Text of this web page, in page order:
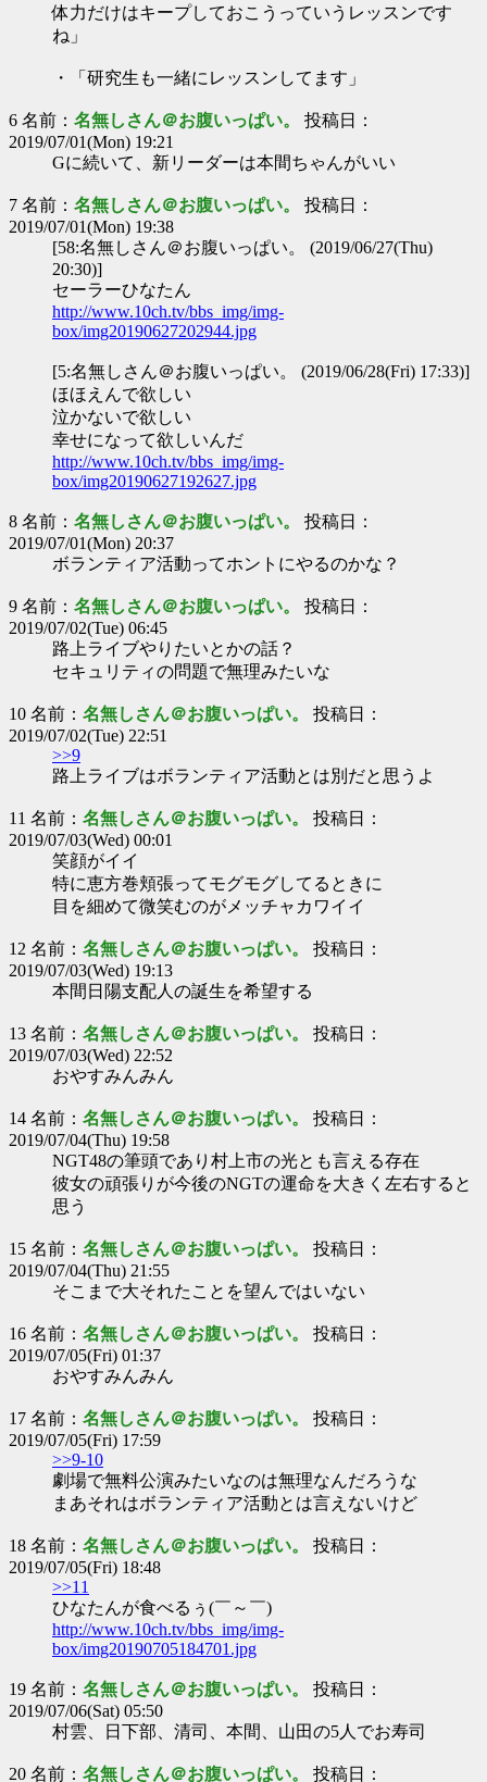
体力だけはキープしておこうっていうレッスンです
ね」
・「研究生も一緒にレッスンしてます」
6 名前： 名無しさん＠お腹いっぱい。 投稿日：
2019/07/01(Mon) 19:21
Gに続いて、新リーダーは本間ちゃんがいい
7 名前： 名無しさん＠お腹いっぱい。 投稿日：
2019/07/01(Mon) 19:38
[58:名無しさん＠お腹いっぱい。 (2019/06/27(Thu)
20:30)]
セーラーひなたん
http://www.10ch.tv/bbs_img/img-
box/img20190627202944.jpg
[5:名無しさん＠お腹いっぱい。 (2019/06/28(Fri) 17:33)]
ほほえんで欲しい
泣かないで欲しい
幸せになって欲しいんだ
http://www.10ch.tv/bbs_img/img-
box/img20190627192627.jpg
8 名前： 名無しさん＠お腹いっぱい。 投稿日：
2019/07/01(Mon) 20:37
ボランティア活動ってホントにやるのかな？
9 名前： 名無しさん＠お腹いっぱい。 投稿日：
2019/07/02(Tue) 06:45
路上ライブやりたいとかの話？
セキュリティの問題で無理みたいな
10 名前： 名無しさん＠お腹いっぱい。 投稿日：
2019/07/02(Tue) 22:51
>>9
路上ライブはボランティア活動とは別だと思うよ
11 名前： 名無しさん＠お腹いっぱい。 投稿日：
2019/07/03(Wed) 00:01
笑顔がイイ
特に恵方巻頬張ってモグモグしてるときに
目を細めて微笑むのがメッチャカワイイ
12 名前： 名無しさん＠お腹いっぱい。 投稿日：
2019/07/03(Wed) 19:13
本間日陽支配人の誕生を希望する
13 名前： 名無しさん＠お腹いっぱい。 投稿日：
2019/07/03(Wed) 22:52
おやすみんみん
14 名前： 名無しさん＠お腹いっぱい。 投稿日：
2019/07/04(Thu) 19:58
NGT48の筆頭であり村上市の光とも言える存在
彼女の頑張りが今後のNGTの運命を大きく左右すると
思う
15 名前： 名無しさん＠お腹いっぱい。 投稿日：
2019/07/04(Thu) 21:55
そこまで大それたことを望んではいない
16 名前： 名無しさん＠お腹いっぱい。 投稿日：
2019/07/05(Fri) 01:37
おやすみんみん
17 名前： 名無しさん＠お腹いっぱい。 投稿日：
2019/07/05(Fri) 17:59
>>9-10
劇場で無料公演みたいなのは無理なんだろうな
まあそれはボランティア活動とは言えないけど
18 名前： 名無しさん＠お腹いっぱい。 投稿日：
2019/07/05(Fri) 18:48
>>11
ひなたんが食べるぅ(￣～￣)
http://www.10ch.tv/bbs_img/img-
box/img20190705184701.jpg
19 名前： 名無しさん＠お腹いっぱい。 投稿日：
2019/07/06(Sat) 05:50
村雲、日下部、清司、本間、山田の5人でお寿司
20 名前： 名無しさん＠お腹いっぱい。 投稿日：